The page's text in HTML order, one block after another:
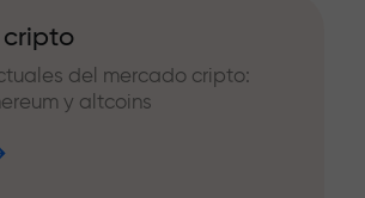
cripto
del mercado cripto:
y altcoins